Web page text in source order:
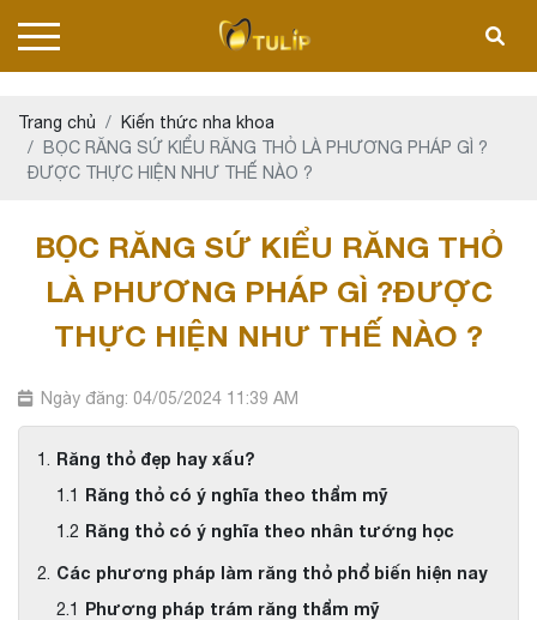
Trang chủ
Kiến thức nha khoa
BỌC RĂNG SỨ KIỂU RĂNG THỎ LÀ PHƯƠNG PHÁP GÌ ?
ĐƯỢC THỰC HIỆN NHƯ THẾ NÀO ?
BỌC RĂNG SỨ KIỂU RĂNG THỎ
LÀ PHƯƠNG PHÁP GÌ ?ĐƯỢC
THỰC HIỆN NHƯ THẾ NÀO ?
Ngày đăng: 04/05/2024 11:39 AM
Răng thỏ đẹp hay xấu?
Răng thỏ có ý nghĩa theo thẩm mỹ
Răng thỏ có ý nghĩa theo nhân tướng học
Các phương pháp làm răng thỏ phổ biến hiện nay
Phương pháp trám răng thẩm mỹ